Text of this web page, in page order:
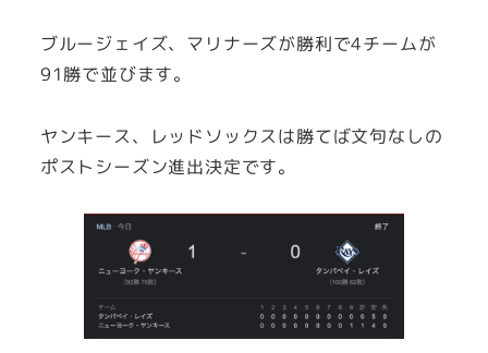
ブルージェイズ、マリナーズが勝利で4チームが
91勝で並びます。
ヤンキース、レッドソックスは勝てば文句なしの
ポストシーズン進出決定です。